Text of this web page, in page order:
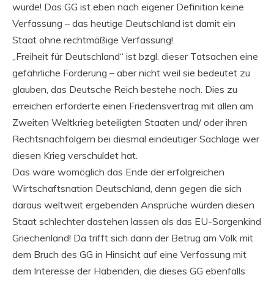
wurde! Das GG ist eben nach eigener Definition keine
Verfassung – das heutige Deutschland ist damit ein
Staat ohne rechtmäßige Verfassung!
„Freiheit für Deutschland“ ist bzgl. dieser Tatsachen eine
gefährliche Forderung – aber nicht weil sie bedeutet zu
glauben, das Deutsche Reich bestehe noch. Dies zu
erreichen erforderte einen Friedensvertrag mit allen am
Zweiten Weltkrieg beteiligten Staaten und/ oder ihren
Rechtsnachfolgern bei diesmal eindeutiger Sachlage wer
diesen Krieg verschuldet hat.
Das wäre womöglich das Ende der erfolgreichen
Wirtschaftsnation Deutschland, denn gegen die sich
daraus weltweit ergebenden Ansprüche würden diesen
Staat schlechter dastehen lassen als das EU-Sorgenkind
Griechenland! Da trifft sich dann der Betrug am Volk mit
dem Bruch des GG in Hinsicht auf eine Verfassung mit
dem Interesse der Habenden, die dieses GG ebenfalls